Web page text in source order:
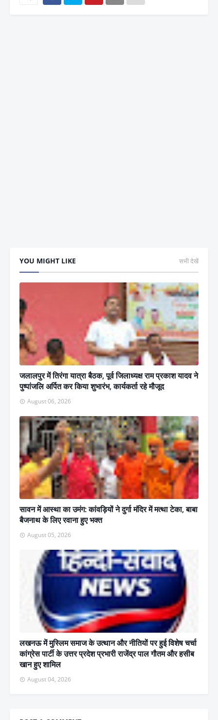
YOU MIGHT LIKE सभी देखें
जलालपुर में तिरंगा यात्रा बैठक, पूर्व जिलाध्यक्ष राम प्रकाश यादव ने
पुष्पांजलि अर्पित कर किया शुभारंभ, कार्यकर्ता रहे मौजूद
August 06, 2026
सावन में आस्था का उमंग: कांवड़ियों ने दुर्गा मंदिर में मत्था टेका, बाबा
बैजनाथ के लिए रवाना हुए भक्त
August 05, 2026
लखनऊ में मुस्लिम समाज के उत्थान और नीतियों पर हुई विशेष चर्चा
कांग्रेस पार्टी के उत्तर प्रदेश प्रभारी राजेंद्र पाल गौतम और हसीब
खान हुए शामिल
August 04, 2026